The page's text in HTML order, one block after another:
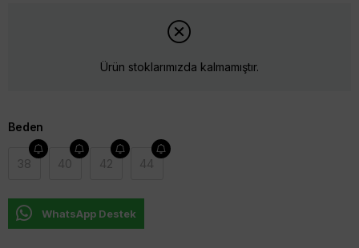
Ürün stoklarımızda kalmamıştır.
Beden
38 40 42 44
WhatsApp Destek